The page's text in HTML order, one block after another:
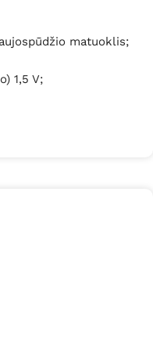
matuoklis;
1,5 V;